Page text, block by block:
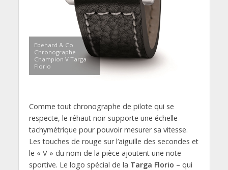
Ebehard & Co.
Chronographe
Champion V Targa
Florio
Comme tout chronographe de pilote qui se
respecte, le réhaut noir supporte une échelle
tachymétrique pour pouvoir mesurer sa vitesse.
Les touches de rouge sur l’aiguille des secondes et
le « V » du nom de la pièce ajoutent une note
sportive. Le logo spécial de la Targa Florio – qui